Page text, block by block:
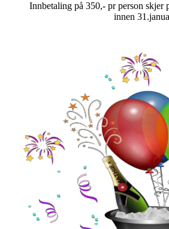
Innbetaling på 350,- pr person skjer
innen